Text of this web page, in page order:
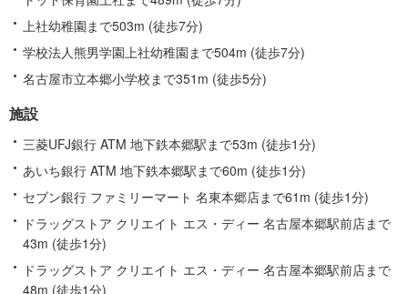
上社幼稚園まで503m (徒歩7分)
学校法人熊男学園上社幼稚園まで504m (徒歩7分)
名古屋市立本郷小学校まで351m (徒歩5分)
施設
三菱UFJ銀行 ATM 地下鉄本郷駅まで53m (徒歩1分)
あいち銀行 ATM 地下鉄本郷駅まで60m (徒歩1分)
セブン銀行 ファミリーマート 名東本郷店まで61m (徒歩1分)
ドラッグストア クリエイト エス・ディー 名古屋本郷駅前店まで
43m (徒歩1分)
ドラッグストア クリエイト エス・ディー 名古屋本郷駅前店まで
48m (徒歩1分)